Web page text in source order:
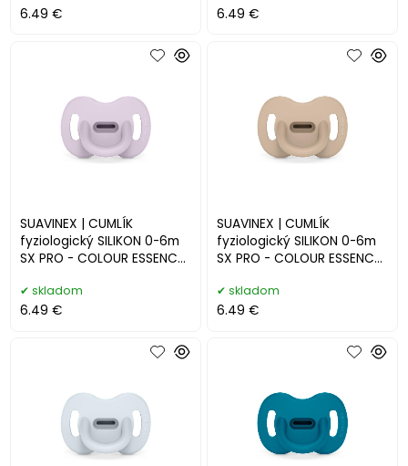
6.49 € 6.49 €
SUAVINEX | CUMLÍK
fyziologický SILIKON 0-6m
SX PRO - COLOUR ESSENCE
skladom
6.49 €
SUAVINEX | CUMLÍK
fyziologický SILIKON 0-6m
SX PRO - COLOUR ESSENCE
skladom
6.49 €